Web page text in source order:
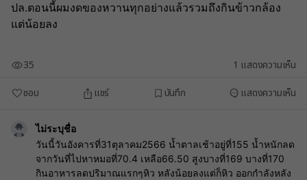
ปล.ตอนนี้ผมงดของหวานทุกอย่างแล้วรวมถึงกินข้าวกล้อง
แต่น้อยลง
ชอบ แชร์ บันทึก แสดงความเห็น
35 1 แสดงความเห็น
ไม่ระบุชื่อ
วันนี้วันอังคารที่31ตุลาคม2566 น้ำตาลเช้าอยู่ที่155 น้ำหนักลด
จากวันที่ไปหาหมอที่70.4 เหลือ66.50 สูงบางที่169 บางที่170
กินอาหารลดปริมาณแรกๆหิว หลังน้อยลงแต่ก็หิว ออกกำลังหลัง